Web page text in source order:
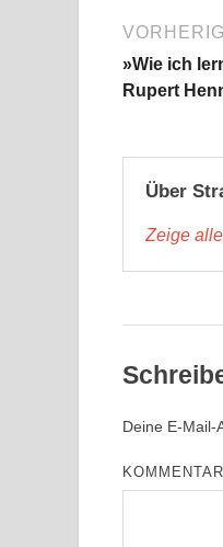
»Wie ich
Rupert
Über
Zeige
Deine E-Mail-